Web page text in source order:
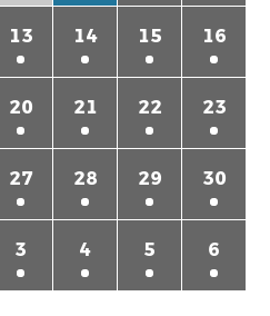
13 14 15 16
20 21 22 23
27 28 29 30
3 4 5 6